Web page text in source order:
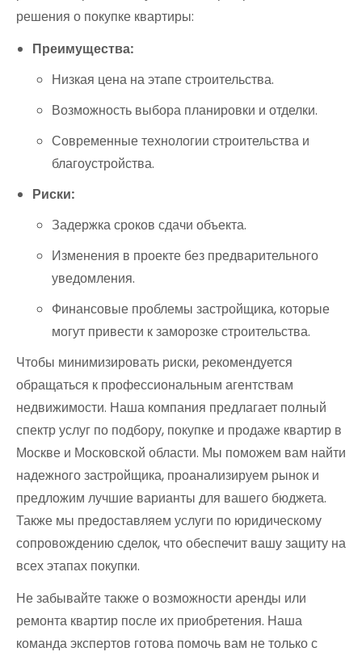
решения о покупке квартиры:
Преимущества:
Низкая цена на этапе строительства.
Возможность выбора планировки и отделки.
Современные технологии строительства и
благоустройства.
Риски:
Задержка сроков сдачи объекта.
Изменения в проекте без предварительного
уведомления.
Финансовые проблемы застройщика, которые
могут привести к заморозке строительства.
Чтобы минимизировать риски, рекомендуется
обращаться к профессиональным агентствам
недвижимости. Наша компания предлагает полный
спектр услуг по подбору, покупке и продаже квартир в
Москве и Московской области. Мы поможем вам найти
надежного застройщика, проанализируем рынок и
предложим лучшие варианты для вашего бюджета.
Также мы предоставляем услуги по юридическому
сопровождению сделок, что обеспечит вашу защиту на
всех этапах покупки.
Не забывайте также о возможности аренды или
ремонта квартир после их приобретения. Наша
команда экспертов готова помочь вам не только с